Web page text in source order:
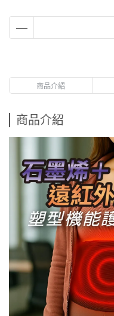
商品介紹
商品介紹